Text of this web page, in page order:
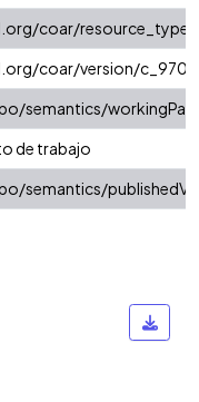
coar/
coar/version/
semantics/
de trabajo
semantics/